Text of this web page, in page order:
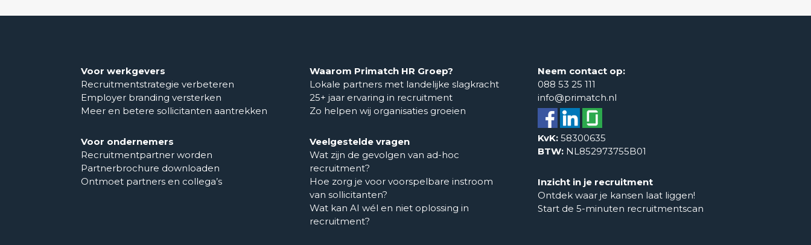
Voor werkgevers
Recruitmentstrategie verbeteren
Employer branding versterken
Meer en betere sollicitanten aantrekken
Voor ondernemers
Recruitmentpartner worden
Partnerbrochure downloaden
Ontmoet partners en collega’s
Waarom Primatch HR Groep?
Lokale partners met landelijke slagkracht
25+ jaar ervaring in recruitment
Zo helpen wij organisaties groeien
Veelgestelde vragen
Wat zijn de gevolgen van ad-hoc
recruitment?
Hoe zorg je voor voorspelbare instroom
van sollicitanten?
Wat kan AI wél en niet oplossing in
recruitment?
Neem contact op:
088 53 25 111
info@primatch.nl
KvK:58300635
BTW:NL852973755B01
Inzicht in je recruitment
Ontdek waar je kansen laat liggen!
Start de 5-minuten recruitmentscan